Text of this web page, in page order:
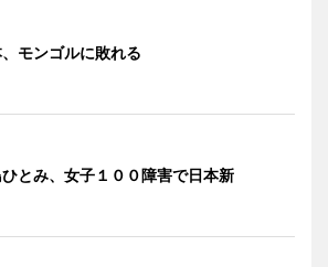
、モンゴルに敗れる
とみ、女子１００障害で日本新